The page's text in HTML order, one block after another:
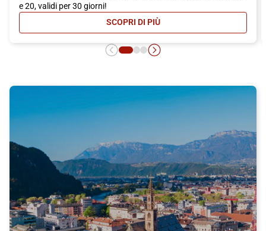
e 20, validi per 30 giorni!
SCOPRI DI PIÙ- CARNET ITALO: MASSIMA